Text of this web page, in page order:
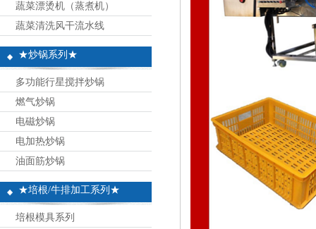
蔬菜漂烫机（蒸煮机）
蔬菜清洗风干流水线
★炒锅系列★
多功能行星搅拌炒锅
燃气炒锅
电磁炒锅
电加热炒锅
油面筋炒锅
★培根/牛排加工系列★
培根模具系列